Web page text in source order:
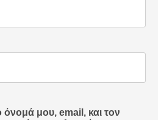
μου, email, και τον